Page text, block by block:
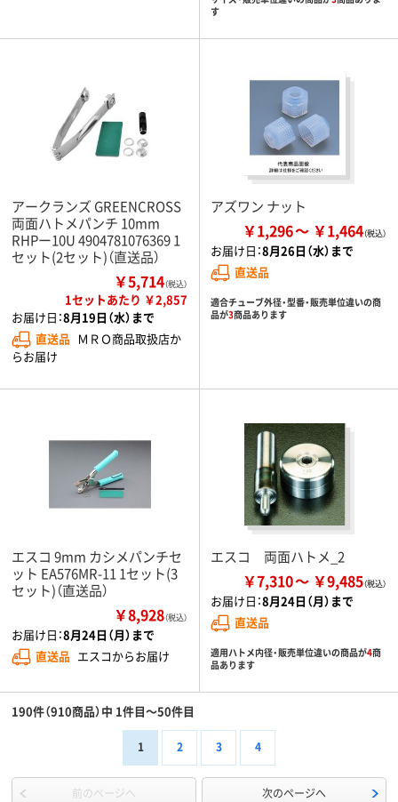
す
アークランズ GREENCROSS
両面ハトメパンチ 10mm
RHPー10U 4904781076369 1
セット(2セット)（直送品）
￥5,714（税込）
1セットあたり ￥2,857
お届け日：8月19日（水）まで
直送品 ＭＲＯ商品取扱店か
らお届け
アズワン ナット
￥1,296 ￥1,464
お届け日：8月26日（水）まで
直送品
適合チューブ外径・型番・販売単位違いの商
品が3商品あります
エスコ 9mm カシメパンチセ
ット EA576MR-11 1セット(3
セット)（直送品）
￥8,928（税込）
お届け日：8月24日（月）まで
直送品 エスコからお届け
エスコ 両面ハトメ_2
￥7,310 ￥9,485
お届け日：8月24日（月）まで
直送品
適用ハトメ内径・販売単位違いの商品が4商
品あります
190件（910商品）中 1件目～50件目
1 2 3 4
前のページへ 次のページへ